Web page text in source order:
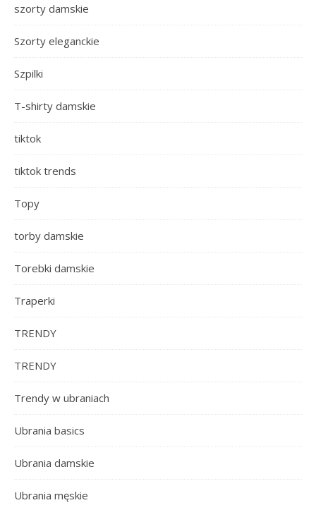
szorty damskie
Szorty eleganckie
Szpilki
T-shirty damskie
tiktok
tiktok trends
Topy
torby damskie
Torebki damskie
Traperki
TRENDY
TRENDY
Trendy w ubraniach
Ubrania basics
Ubrania damskie
Ubrania męskie